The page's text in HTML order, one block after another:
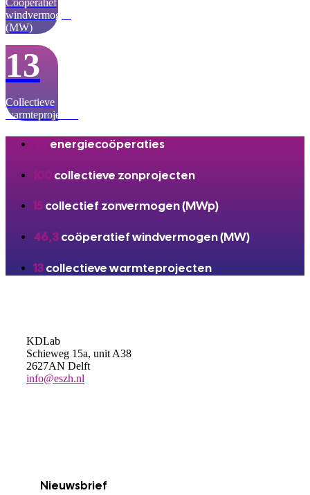
windvermogen
(MW)
13
Collectieve
warmteprojecten
energiecoöperaties
100collectieve zonprojecten
15collectief zonvermogen (MWp)
46,3coöperatief windvermogen (MW)
13collectieve warmteprojecten
KDLab
Schieweg 15a, unit A38
2627AN Delft
info@eszh.nl
Nieuwsbrief